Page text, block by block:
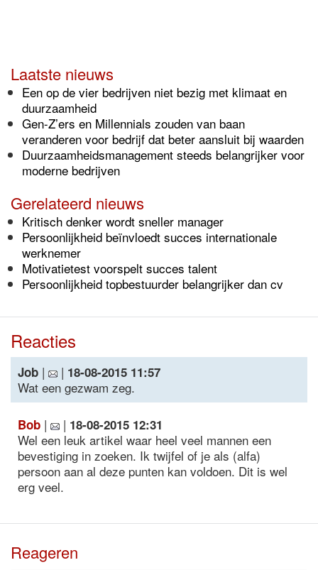
Laatste nieuws
Een op de vier bedrijven niet bezig met klimaat en
duurzaamheid
Gen-Z’ers en Millennials zouden van baan
veranderen voor bedrijf dat beter aansluit bij waarden
Duurzaamheidsmanagement steeds belangrijker voor
moderne bedrijven
Gerelateerd nieuws
Kritisch denker wordt sneller manager
Persoonlijkheid beïnvloedt succes internationale
werknemer
Motivatietest voorspelt succes talent
Persoonlijkheid topbestuurder belangrijker dan cv
Reacties
Job | | 18-08-2015 11:57
Wat een gezwam zeg.
Bob | | 18-08-2015 12:31
Wel een leuk artikel waar heel veel mannen een
bevestiging in zoeken. Ik twijfel of je als (alfa)
persoon aan al deze punten kan voldoen. Dit is wel
erg veel.
Reageren